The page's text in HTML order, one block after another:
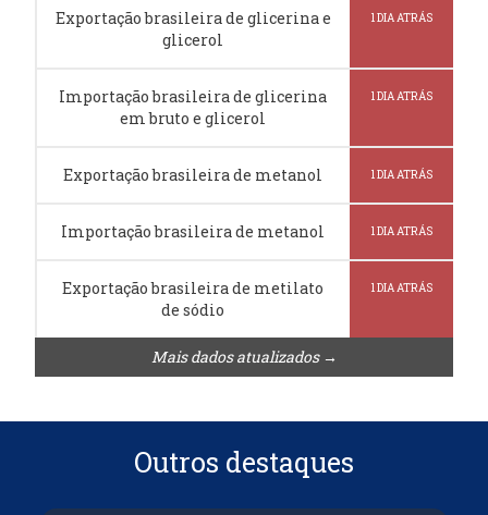
Exportação brasileira de glicerina e
glicerol
1 DIA ATRÁS
Importação brasileira de glicerina
em bruto e glicerol
1 DIA ATRÁS
Exportação brasileira de metanol 1 DIA ATRÁS
Importação brasileira de metanol 1 DIA ATRÁS
Exportação brasileira de metilato
de sódio
1 DIA ATRÁS
Mais dados atualizados →
Outros destaques